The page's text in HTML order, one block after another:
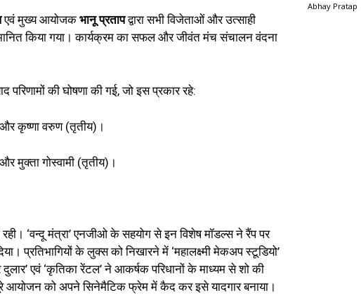
एवं मुख्य आयोजक भानू प्रतापद्वारा सभी विजेताओं और उत्साही
किया गया। कार्यक्रम का सफल और जीवंत मंच संचालन वंदना
परिणामों की घोषणा की गई, जो इस प्रकार रहे:
और कृष्णा वरुण (तृतीय)।
मुक्ता गोस्वामी (तृतीय)।
‘वन्दू मंत्रा’ एनजीओ के सहयोग से इन विशेष मॉडल्स ने रैंप पर
प्रतिभागियों के लुक्स को निखारने में ‘महालक्ष्मी मेकअप स्टूडियो’
एवं ‘कृतिका रेंटल’ ने आकर्षक परिधानों के माध्यम से शो की
आयोजन को अपने सिनेमैटिक फ्रेम में कैद कर इसे यादगार बनाया।
Abhay Pratap